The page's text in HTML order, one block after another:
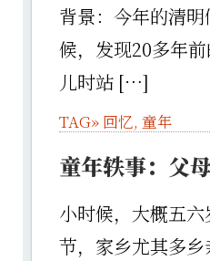
背景：今年的清
候，发现20多年
儿时站 […]
TAG» 回忆, 童年
童年轶事：父
小时候，大概五
节，家乡尤其多